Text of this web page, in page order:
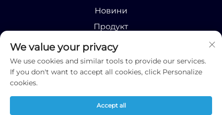
Новини
Продукт
конфіденційності
We value your privacy
We use cookies and similar tools to provide our services.
If you don't want to accept all cookies, click Personalize
cookies.
Accept all